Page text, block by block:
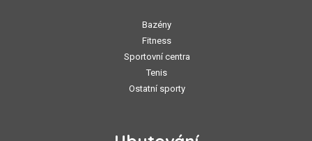
Bazény
Fitness
Sportovní centra
Tenis
Ostatní sporty